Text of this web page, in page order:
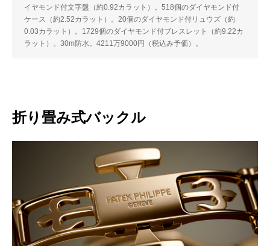
イヤモンド付文字盤（約0.92カラット）。518個のダイヤモンド付
ケース（約2.52カラット）。20個のダイヤモンド付リュウズ（約
0.03カラット）。1729個のダイヤモンド付ブレスレット（約9.22カ
ラット）。30m防水。4211万9000円（税込み予価）。
折り畳み式バックル